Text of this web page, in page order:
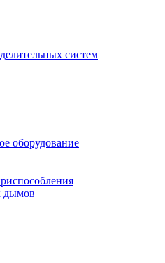
систем
оборудование
дымов